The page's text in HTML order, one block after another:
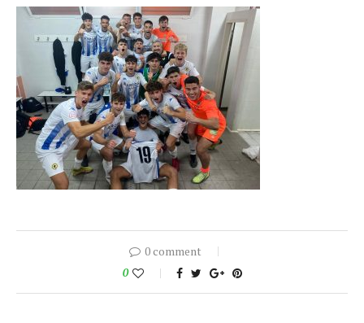
0 comment
0